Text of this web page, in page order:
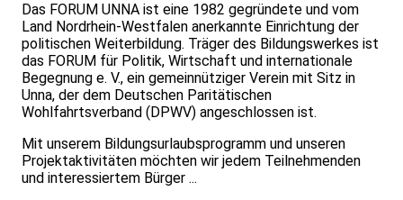
Das FORUM UNNA ist eine 1982 gegründete und vom
Land Nordrhein-Westfalen anerkannte Einrichtung der
politischen Weiterbildung. Träger des Bildungswerkes ist
das FORUM für Politik, Wirtschaft und internationale
Begegnung e. V., ein gemeinnütziger Verein mit Sitz in
Unna, der dem Deutschen Paritätischen
Wohlfahrtsverband (DPWV) angeschlossen ist.
Mit unserem Bildungsurlaubsprogramm und unseren
Projektaktivitäten möchten wir jedem Teilnehmenden
und interessiertem Bürger ...